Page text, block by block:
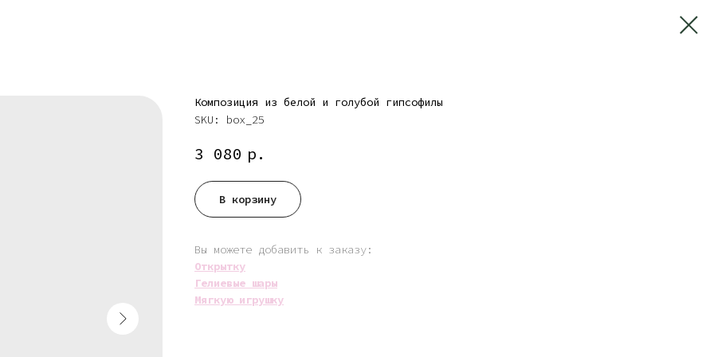
Композиция из белой и голубой гипсофилы
SKU: box_25
3 080 р.
В корзину
Вы можете добавить к заказу:
Открытку
Гелиевые шары
Мягкую игрушку